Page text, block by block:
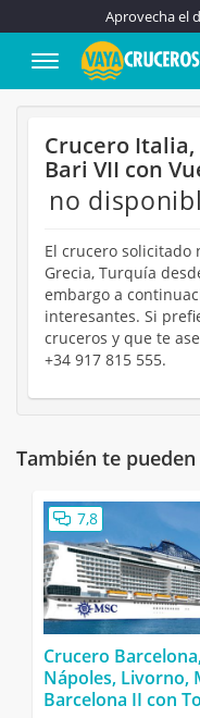
Aprovecha el
Crucero
Bari VII con
no
El crucero solicitado
Grecia, Turquía
embargo a
interesantes. Si
cruceros y que te
+34 917 815 555.
También te
7,8
Crucero
Nápoles, Livorno,
Barcelona II con